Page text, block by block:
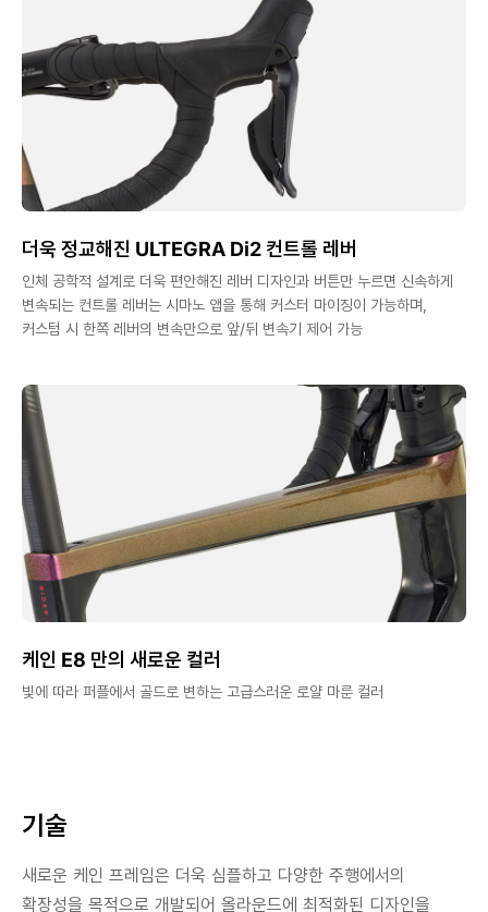
더욱 정교해진 ULTEGRA Di2 컨트롤 레버
인체 공학적 설계로 더욱 편안해진 레버 디자인과 버튼만 누르면 신속하게
변속되는 컨트롤 레버는 시마노 앱을 통해 커스터 마이징이 가능하며,
커스텀 시 한쪽 레버의 변속만으로 앞/뒤 변속기 제어 가능
케인 E8 만의 새로운 컬러
빛에 따라 퍼플에서 골드로 변하는 고급스러운 로얄 마룬 컬러
기술
새로운 케인 프레임은 더욱 심플하고 다양한 주행에서의
확장성을 목적으로 개발되어 올라운드에 최적화된 디자인을